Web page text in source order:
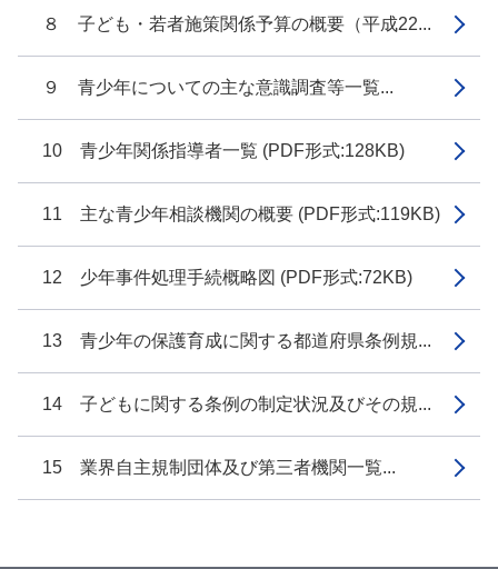
８ 子ども・若者施策関係予算の概要（平成22...
９ 青少年についての主な意識調査等一覧...
10 青少年関係指導者一覧 (PDF形式:128KB)
11 主な青少年相談機関の概要 (PDF形式:119KB)
12 少年事件処理手続概略図 (PDF形式:72KB)
13 青少年の保護育成に関する都道府県条例規...
14 子どもに関する条例の制定状況及びその規...
15 業界自主規制団体及び第三者機関一覧...